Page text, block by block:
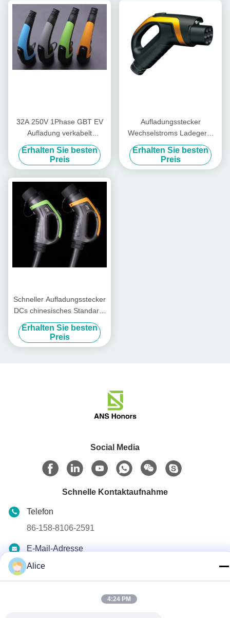
32A 250V 1Phase GBT EV
Aufladung verkabelt
Thermoplastikee Spitzen-
Shell
Erhalten Sie besten
Preis
Aufladungsstecker
Wechselstroms Ladegerät
63A 440V 3Phase GBT EV
mit 5M Cable
Erhalten Sie besten
Preis
Schneller Aufladungsstecker
DCs chinesisches Standard-
Ladegerät 80A 750V GBT
EV
Erhalten Sie besten
Preis
Social Media
Schnelle Kontaktaufnahme
Telefon
86-158-8106-2591
E-Mail-Adresse
info@cn-ans.com
Adresse
No.1, Boden 3, Nr. 366-, Nordabschnitt von Hupan-Straße,
Alice
4:24 PM